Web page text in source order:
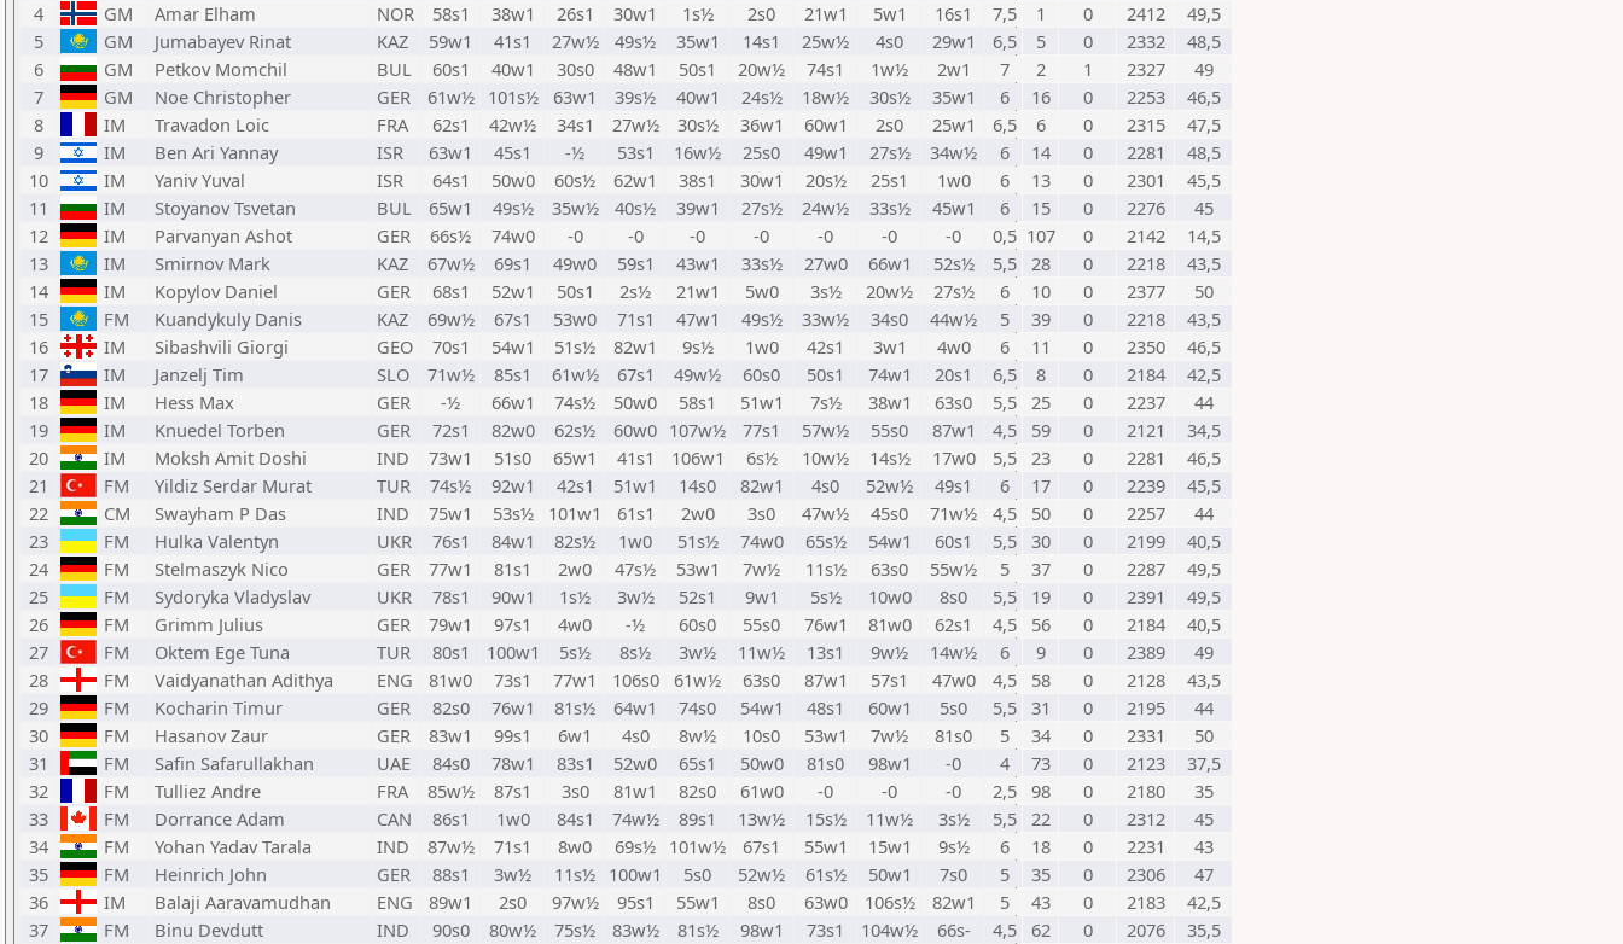
4
GM Amar Elham NOR 58s1 38w1 26s1 30w1 1s½ 2s0 21w1 5w1 16s1 7,5 1 0 2412
49,5
5
GM Jumabayev Rinat KAZ 59w1 41s1 27w½ 49s½ 35w1 14s1 25w½ 4s0 29w1 6,5 5 0 2332
48,5
6
GM Petkov Momchil BUL 60s1 40w1 30s0 48w1 50s1 20w½ 74s1 1w½ 2w1 7 2 1 2327
49
7
GM Noe Christopher GER 61w½ 101s½ 63w1 39s½ 40w1 24s½ 18w½ 30s½ 35w1 6 16 0 2253
46,5
8
IM Travadon Loic FRA 62s1 42w½ 34s1 27w½ 30s½ 36w1 60w1 2s0 25w1 6,5 6 0 2315
47,5
9
IM Ben Ari Yannay ISR 63w1 45s1 -½ 53s1 16w½ 25s0 49w1 27s½ 34w½ 6 14 0 2281
48,5
10
IM Yaniv Yuval ISR 64s1 50w0 60s½ 62w1 38s1 30w1 20s½ 25s1 1w0 6 13 0 2301
45,5
11
IM Stoyanov Tsvetan BUL 65w1 49s½ 35w½ 40s½ 39w1 27s½ 24w½ 33s½ 45w1 6 15 0 2276
45
12
IM Parvanyan Ashot GER 66s½ 74w0 -0 -0 -0 -0 -0 -0 -0 0,5 107 0 2142
14,5
13
IM Smirnov Mark KAZ 67w½ 69s1 49w0 59s1 43w1 33s½ 27w0 66w1 52s½ 5,5 28 0 2218
43,5
14
IM Kopylov Daniel GER 68s1 52w1 50s1 2s½ 21w1 5w0 3s½ 20w½ 27s½ 6 10 0 2377
50
15
FM Kuandykuly Danis KAZ 69w½ 67s1 53w0 71s1 47w1 49s½ 33w½ 34s0 44w½ 5 39 0 2218
43,5
16
IM Sibashvili Giorgi GEO 70s1 54w1 51s½ 82w1 9s½ 1w0 42s1 3w1 4w0 6 11 0 2350
46,5
17
IM Janzelj Tim SLO 71w½ 85s1 61w½ 67s1 49w½ 60s0 50s1 74w1 20s1 6,5 8 0 2184
42,5
18
IM Hess Max GER -½ 66w1 74s½ 50w0 58s1 51w1 7s½ 38w1 63s0 5,5 25 0 2237
44
19
IM Knuedel Torben GER 72s1 82w0 62s½ 60w0 107w½ 77s1 57w½ 55s0 87w1 4,5 59 0 2121
34,5
20
IM Moksh Amit Doshi IND 73w1 51s0 65w1 41s1 106w1 6s½ 10w½ 14s½ 17w0 5,5 23 0 2281
46,5
21
FM Yildiz Serdar Murat TUR 74s½ 92w1 42s1 51w1 14s0 82w1 4s0 52w½ 49s1 6 17 0 2239
45,5
22
CM Swayham P Das IND 75w1 53s½ 101w1 61s1 2w0 3s0 47w½ 45s0 71w½ 4,5 50 0 2257
44
23
FM Hulka Valentyn UKR 76s1 84w1 82s½ 1w0 51s½ 74w0 65s½ 54w1 60s1 5,5 30 0 2199
40,5
24
FM Stelmaszyk Nico GER 77w1 81s1 2w0 47s½ 53w1 7w½ 11s½ 63s0 55w½ 5 37 0 2287
49,5
25
FM Sydoryka Vladyslav UKR 78s1 90w1 1s½ 3w½ 52s1 9w1 5s½ 10w0 8s0 5,5 19 0 2391
49,5
26
FM Grimm Julius GER 79w1 97s1 4w0 -½ 60s0 55s0 76w1 81w0 62s1 4,5 56 0 2184
40,5
27
FM Oktem Ege Tuna TUR 80s1 100w1 5s½ 8s½ 3w½ 11w½ 13s1 9w½ 14w½ 6 9 0 2389
49
28
FM Vaidyanathan Adithya ENG 81w0 73s1 77w1 106s0 61w½ 63s0 87w1 57s1 47w0 4,5 58 0 2128
43,5
29
FM Kocharin Timur GER 82s0 76w1 81s½ 64w1 74s0 54w1 48s1 60w1 5s0 5,5 31 0 2195
44
30
FM Hasanov Zaur GER 83w1 99s1 6w1 4s0 8w½ 10s0 53w1 7w½ 81s0 5 34 0 2331
50
31
FM Safin Safarullakhan UAE 84s0 78w1 83s1 52w0 65s1 50w0 81s0 98w1 -0 4 73 0 2123
37,5
32
FM Tulliez Andre FRA 85w½ 87s1 3s0 81w1 82s0 61w0 -0 -0 -0 2,5 98 0 2180
35
33
FM Dorrance Adam CAN 86s1 1w0 84s1 74w½ 89s1 13w½ 15s½ 11w½ 3s½ 5,5 22 0 2312
45
34
FM Yohan Yadav Tarala IND 87w½ 71s1 8w0 69s½ 101w½ 67s1 55w1 15w1 9s½ 6 18 0 2231
43
35
FM Heinrich John GER 88s1 3w½ 11s½ 100w1 5s0 52w½ 61s½ 50w1 7s0 5 35 0 2306
47
36
IM Balaji Aaravamudhan ENG 89w1 2s0 97w½ 95s1 55w1 8s0 63w0 106s½ 82w1 5 43 0 2183
42,5
37
FM Binu Devdutt IND 90s0 80w½ 75s½ 83w½ 81s½ 98w1 73s1 104w½ 66s- 4,5 62 0 2076
35,5